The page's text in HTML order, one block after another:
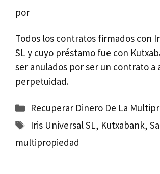
por
Todos los contratos firmados con
SL y cuyo préstamo fue con
ser anulados por ser un contrato a
perpetuidad.
Categorías
Recuperar Dinero De La
Etiquetas
Iris Universal SL, Kutxabank,
multipropiedad